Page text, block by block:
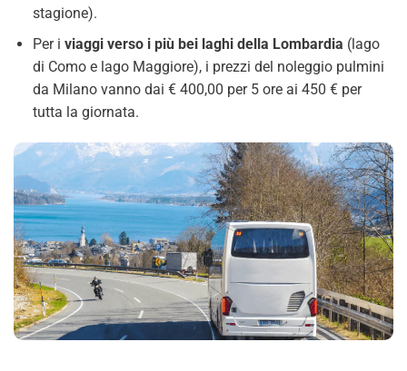
stagione).
Per i viaggi verso i più bei laghi della Lombardia (lago
di Como e lago Maggiore), i prezzi del noleggio pulmini
da Milano vanno dai € 400,00 per 5 ore ai 450 € per
tutta la giornata.